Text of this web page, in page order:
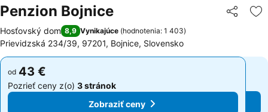
Penzion Bojnice Zdieľať
Hosťovský dom 8,9 Vynikajúce (hodnotenia: 1 403)
Prievidzská 234/39, 97201, Bojnice, Slovensko
od 43 €
Pozrieť ceny z(o) 3 stránok
Zobraziť ceny
od 43 €
Pozrieť ceny z(o) 3 stránok
Zobraziť ceny